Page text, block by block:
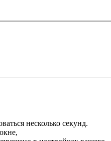
несколько секунд.